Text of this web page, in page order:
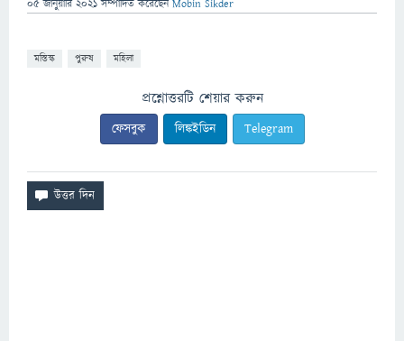
05 জানুয়ারি 2021 সম্পাদিত করেছেনMobin Sikder
মস্তিস্ক পুরুষ মহিলা
প্রশ্নোত্তরটি শেয়ার করুন
ফেসবুক লিঙ্কইডিন Telegram